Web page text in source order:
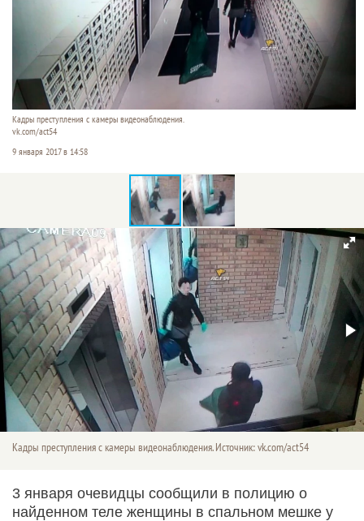
Кадры преступления с камеры видеонаблюдения.
vk.com/act54
9 января 2017 в 14:58
Кадры преступления с камеры видеонаблюдения. Источник: vk.com/act54
3 января очевидцы сообщили в полицию о
найденном теле женщины в спальном мешке у